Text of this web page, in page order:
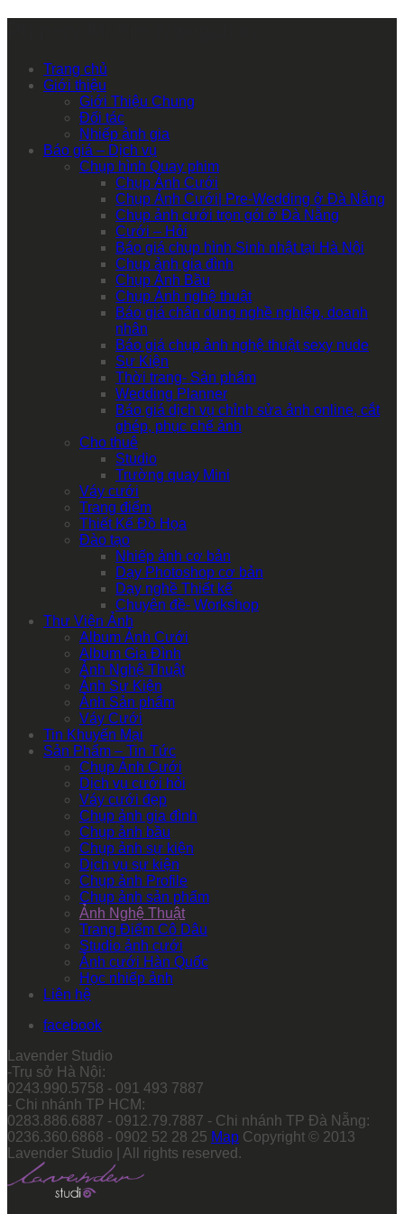
Trang chủ
Giới thiệu
Giới Thiệu Chung
Đối tác
Nhiếp ảnh gia
Báo giá – Dịch vụ
Chụp hình Quay phim
Chụp Ảnh Cưới
Chụp Ảnh Cưới| Pre-Wedding ở Đà Nẵng
Chụp ảnh cưới trọn gói ở Đà Nẵng
Cưới – Hỏi
Báo giá chụp hình Sinh nhật tại Hà Nội
Chụp ảnh gia đình
Chụp Ảnh Bầu
Chụp Ảnh nghệ thuật
Báo giá chân dung nghề nghiệp, doanh
nhân
Báo giá chụp ảnh nghệ thuật sexy nude
Sự Kiện
Thời trang- Sản phẩm
Wedding Planner
Báo giá dịch vụ chỉnh sửa ảnh online, cắt
ghép, phục chế ảnh
Cho thuê
Studio
Trường quay Mini
Váy cưới
Trang điểm
Thiết Kế Đồ Họa
Đào tạo
Nhiếp ảnh cơ bản
Dạy Photoshop cơ bản
Dạy nghề Thiết kế
Chuyên đề- Workshop
Thư Viện Ảnh
Album Ảnh Cưới
Album Gia Đình
Ảnh Nghệ Thuật
Ảnh Sự Kiện
Ảnh Sản phẩm
Váy Cưới
Tin Khuyến Mại
Sản Phẩm – Tin Tức
Chụp Ảnh Cưới
Dịch vụ cưới hỏi
Váy cưới đẹp
Chụp ảnh gia đình
Chụp ảnh bầu
Chụp ảnh sự kiện
Dịch vụ sự kiện
Chụp ảnh Profile
Chụp ảnh sản phẩm
Ảnh Nghệ Thuật
Trang Điểm Cô Dâu
Studio ảnh cưới
Ảnh cưới Hàn Quốc
Học nhiếp ảnh
Liên hệ
facebook
Lavender Studio
-Trụ sở Hà Nội:
0243.990.5758 - 091 493 7887
- Chi nhánh TP HCM:
0283.886.6887 - 0912.79.7887 - Chi nhánh TP Đà Nẵng:
0236.360.6868 - 0902 52 28 25 Map Copyright © 2013
Lavender Studio | All rights reserved.